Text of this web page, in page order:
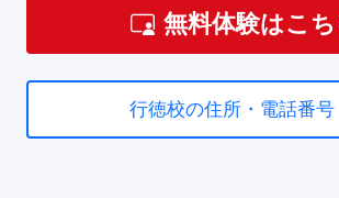
無料体験はこち
行徳校の住所・電話番号